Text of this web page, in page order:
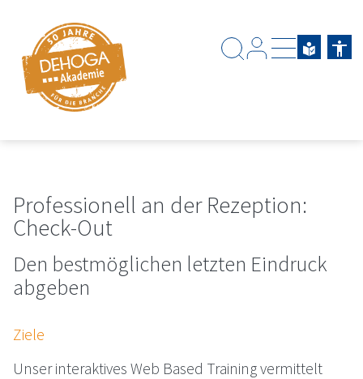
Professionell an der Rezeption:
Check-Out
Den bestmöglichen letzten Eindruck
abgeben
Ziele
Unser interaktives Web Based Training vermittelt